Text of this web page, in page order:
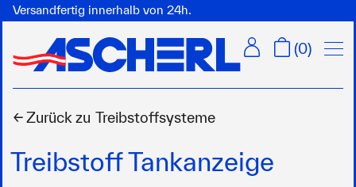
Versandfertig innerhalb von 24h.
(0)
← Zurück zu Treibstoffsysteme
Treibstoff Tankanzeige